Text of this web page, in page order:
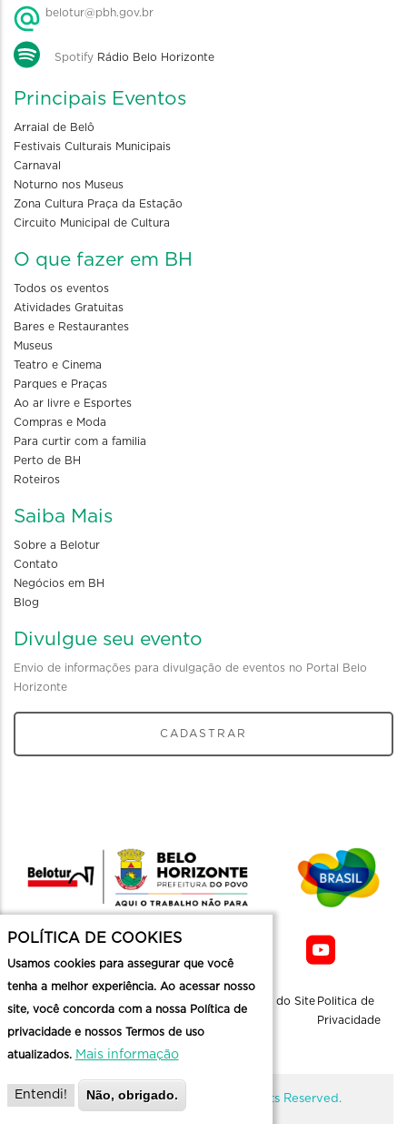
belotur@pbh.gov.br
Spotify Rádio Belo Horizonte
Principais Eventos
Arraial de Belô
Festivais Culturais Municipais
Carnaval
Noturno nos Museus
Zona Cultura Praça da Estação
Circuito Municipal de Cultura
O que fazer em BH
Todos os eventos
Atividades Gratuitas
Bares e Restaurantes
Museus
Teatro e Cinema
Parques e Praças
Ao ar livre e Esportes
Compras e Moda
Para curtir com a familia
Perto de BH
Roteiros
Saiba Mais
Sobre a Belotur
Contato
Negócios em BH
Blog
Divulgue seu evento
Envio de informações para divulgação de eventos no Portal Belo
Horizonte
CADASTRAR
Mapa do Site Politica de
Privacidade
@ Copyright Belotur 2026. All Rights Reserved.
POLÍTICA DE COOKIES
Usamos cookies para assegurar que você
tenha a melhor experiência. Ao acessar nosso
site, você concorda com a nossa Política de
privacidade e nossos Termos de uso
atualizados. Mais informação
Entendi! Não, obrigado.